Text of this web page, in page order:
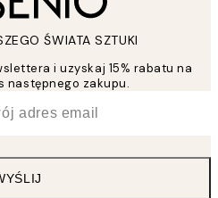
ŚWIATA SZTUKI
i uzyskaj 15% rabatu na
następnego zakupu.